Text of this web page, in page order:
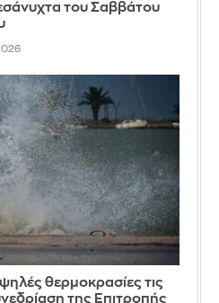
του Σαββάτου
θερμοκρασίες τις
της Επιτροπής